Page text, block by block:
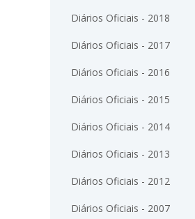
Diários Oficiais - 2018
Diários Oficiais - 2017
Diários Oficiais - 2016
Diários Oficiais - 2015
Diários Oficiais - 2014
Diários Oficiais - 2013
Diários Oficiais - 2012
Diários Oficiais - 2007